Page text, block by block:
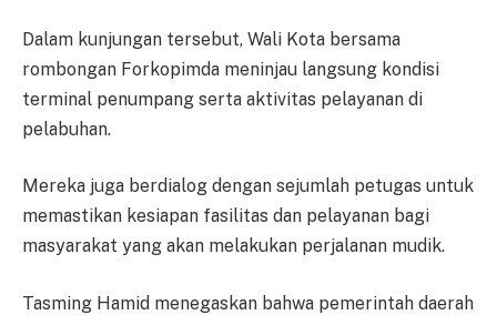
Dalam kunjungan tersebut, Wali Kota bersama
rombongan Forkopimda meninjau langsung kondisi
terminal penumpang serta aktivitas pelayanan di
pelabuhan.
Mereka juga berdialog dengan sejumlah petugas untuk
memastikan kesiapan fasilitas dan pelayanan bagi
masyarakat yang akan melakukan perjalanan mudik.
Tasming Hamid menegaskan bahwa pemerintah daerah